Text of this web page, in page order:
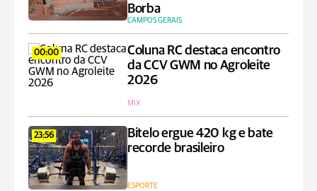
Borba
CAMPOS GERAIS
00:00
Coluna RC destaca encontro
da CCV GWM no Agroleite
2026
MIX
23:56
Bitelo ergue 420 kg e bate
recorde brasileiro
ESPORTE